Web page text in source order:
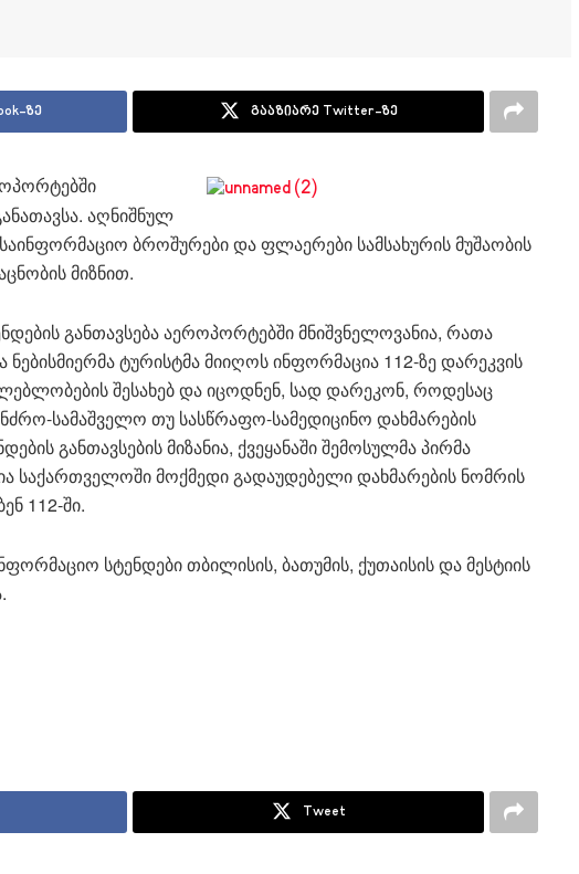
ზე გააზიარე Twitter-ზე
აღნიშნულ
ბროშურები და ფლაერები სამსახურის მუშაობის
მიზნით.
განთავსება აეროპორტებში მნიშვნელოვანია, რათა
ტურისტმა მიიღოს ინფორმაცია 112-ზე დარეკვის
შესახებ და იცოდნენ, სად დარეკონ, როდესაც
სამაშველო თუ სასწრაფო-სამედიცინო დახმარების
განთავსების მიზანია, ქვეყანაში შემოსულმა პირმა
საქართველოში მოქმედი გადაუდებელი დახმარების ნომრის
112-ში.
სტენდები თბილისის, ბათუმის, ქუთაისის და მესტიის
Tweet